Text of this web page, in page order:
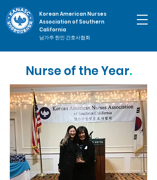
Korean American Nurses
Association of Southern
California
남가주 한인 간호사협회
Nurse of the Year.